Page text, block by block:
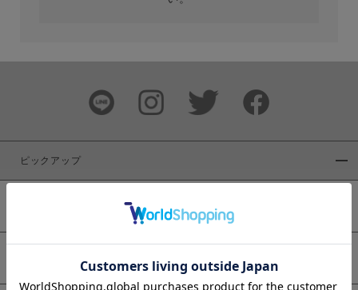
ブランド
ピックアップ